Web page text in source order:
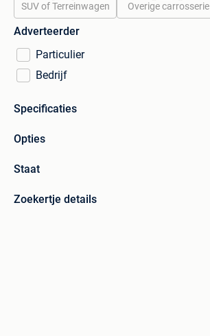
SUV of Terreinwagen Overige carrosserie
Adverteerder
Particulier
Bedrijf
Specificaties
Opties
Staat
Zoekertje details